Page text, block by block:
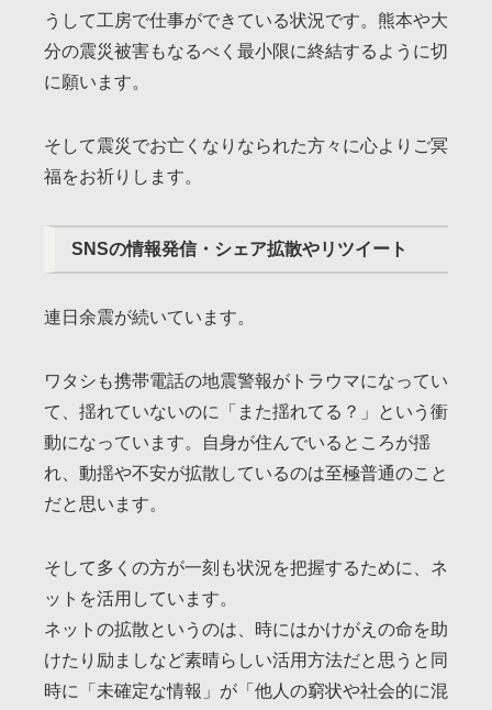
うして工房で仕事ができている状況です。熊本や大
分の震災被害もなるべく最小限に終結するように切
に願います。
そして震災でお亡くなりなられた方々に心よりご冥
福をお祈りします。
SNSの情報発信・シェア拡散やリツイート
連日余震が続いています。
ワタシも携帯電話の地震警報がトラウマになってい
て、揺れていないのに「また揺れてる？」という衝
動になっています。自身が住んでいるところが揺
れ、動揺や不安が拡散しているのは至極普通のこと
だと思います。
そして多くの方が一刻も状況を把握するために、ネ
ットを活用しています。
ネットの拡散というのは、時にはかけがえの命を助
けたり励ましなど素晴らしい活用方法だと思うと同
時に「未確定な情報」が「他人の窮状や社会的に混